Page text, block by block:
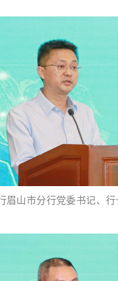
眉山市分行党委书记、